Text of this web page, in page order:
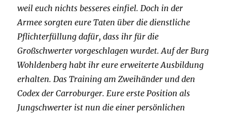
weil euch nichts besseres einfiel. Doch in der
Armee sorgten eure Taten über die dienstliche
Pflichterfüllung dafür, dass ihr für die
Großschwerter vorgeschlagen wurdet. Auf der Burg
Wohldenberg habt ihr eure erweiterte Ausbildung
erhalten. Das Training am Zweihänder und den
Codex der Carroburger. Eure erste Position als
Jungschwerter ist nun die einer persönlichen